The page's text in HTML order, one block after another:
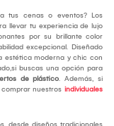
tus cenas o eventos? Los
llevar tu experiencia de lujo
por su brillante color
excepcional. Diseñado
estética moderna y chic con
buscas una opción para
de plástico. Además, si
nuestros individuales